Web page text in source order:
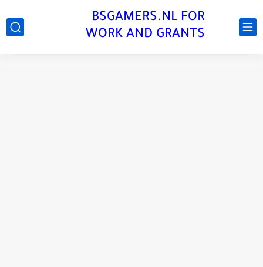
BSGAMERS.NL FOR
WORK AND GRANTS